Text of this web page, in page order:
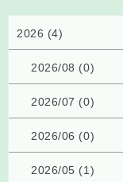
2026 (4)
2026/08 (0)
2026/07 (0)
2026/06 (0)
2026/05 (1)